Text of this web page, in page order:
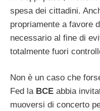
spesa dei cittadini.
propriamente a favore
necessario al fine di
totalmente fuori
Non è un caso che
Fed la BCE abbia
muoversi di concerto